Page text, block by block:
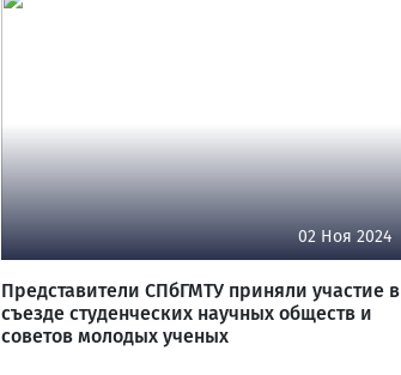
02 Ноя 2024
Представители СПбГМТУ приняли участие в
съезде студенческих научных обществ и
советов молодых ученых